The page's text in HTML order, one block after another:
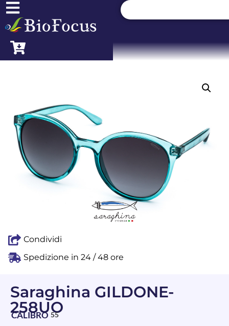
Condividi
Spedizione in 24 / 48 ore
Saraghina GILDONE-
258UO
CALIBRO 55